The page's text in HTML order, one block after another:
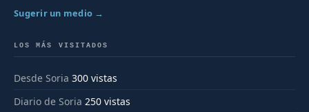
Sugerir un medio →
LOS MÁS VISITADOS
Desde Soria 300 vistas
Diario de Soria 250 vistas